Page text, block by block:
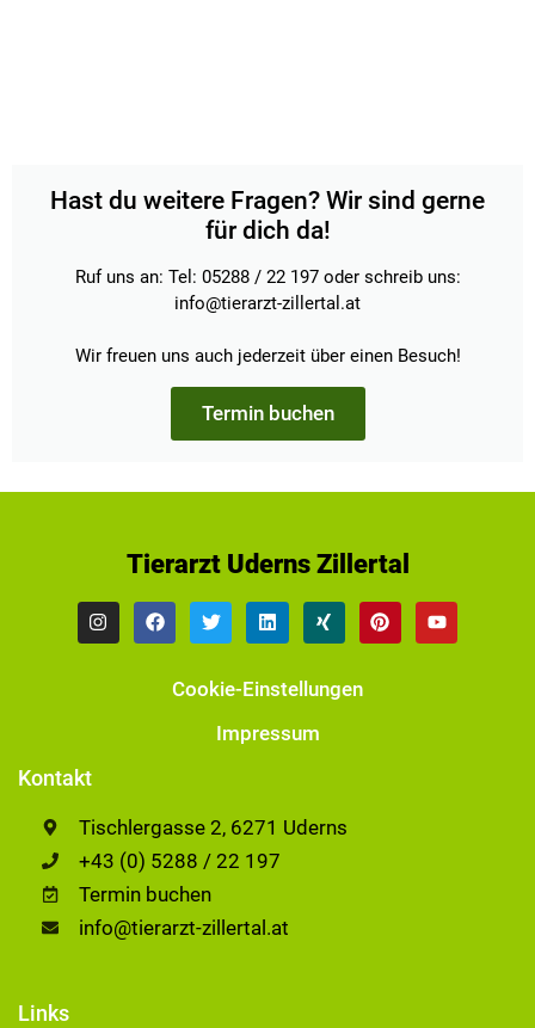
Hast du weitere Fragen? Wir sind gerne
für dich da!
Ruf uns an: Tel: 05288 / 22 197 oder schreib uns:
info@tierarzt-zillertal.at
Wir freuen uns auch jederzeit über einen Besuch!
Termin buchen
Tierarzt Uderns Zillertal
Cookie-Einstellungen
Impressum
Kontakt
Tischlergasse 2, 6271 Uderns
+43 (0) 5288 / 22 197
Termin buchen
info@tierarzt-zillertal.at
Links